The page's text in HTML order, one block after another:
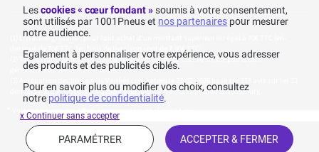
Livraison gratuite : pour tout achat d'un montant supérieur ou égal à 70€ TTC (en-
dessous de 70€ TTC, les frais de livraison sont de 7,90€ TTC).
Tarif catalogue manufacturier en vigueur non remisé. Ne reflète pas le tarif
généralement constaté sur le site.
Agrégation des notes Avis Vérifiés constatées le 23/02/2026 basé sur 118 avis sur les 12
derniers mois et un total de 136 avis depuis le 27/07/2022 pour la Luxembourg.
* Voir conditions des offres commerciales en
Lescookies « cœur fondant » soumis à votre consentement,
sont utilisés par 1001Pneus et nos partenaires pour mesurer
notre audience.
Egalement à personnaliser votre expérience, vous adresser
des produits et des publicités ciblés.
Pour en savoir plus ou modifier vos choix, consultez
notre politique de confidentialité.
ACCEPTER & FERMER
PARAMÉTRER
x Continuer sans accepter